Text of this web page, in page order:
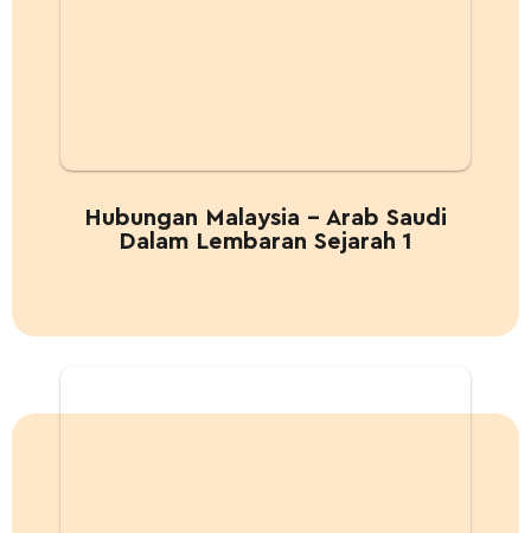
Hubungan Malaysia – Arab Saudi
Dalam Lembaran Sejarah 1